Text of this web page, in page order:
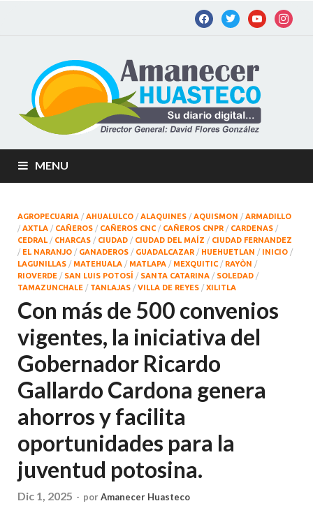
MENU
AGROPECUARIA / AHUALULCO / ALAQUINES / AQUISMON / ARMADILLO
/ AXTLA / CAÑEROS / CAÑEROS CNC / CAÑEROS CNPR / CARDENAS /
CEDRAL / CHARCAS / CIUDAD / CIUDAD DEL MAÍZ / CIUDAD FERNANDEZ
/ EL NARANJO / GANADEROS / GUADALCAZAR / HUEHUETLAN / INICIO /
LAGUNILLAS / MATEHUALA / MATLAPA / MEXQUITIC / RAYÒN /
RIOVERDE / SAN LUIS POTOSÍ / SANTA CATARINA / SOLEDAD /
TAMAZUNCHALE / TANLAJAS / VILLA DE REYES / XILITLA
Con más de 500 convenios
vigentes, la iniciativa del
Gobernador Ricardo
Gallardo Cardona genera
ahorros y facilita
oportunidades para la
juventud potosina.
Dic 1, 2025 - por Amanecer Huasteco